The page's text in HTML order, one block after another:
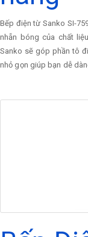
Bếp điện từ Sanko SI-
nhẵn bóng của chất
Sanko sẽ góp phần tô
nhỏ gọn giúp bạn dễ